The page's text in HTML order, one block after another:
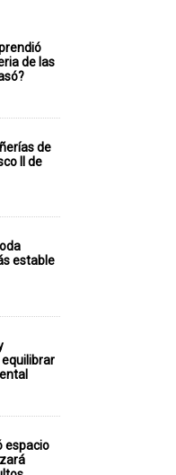
de las
de
II de
estable
espacio